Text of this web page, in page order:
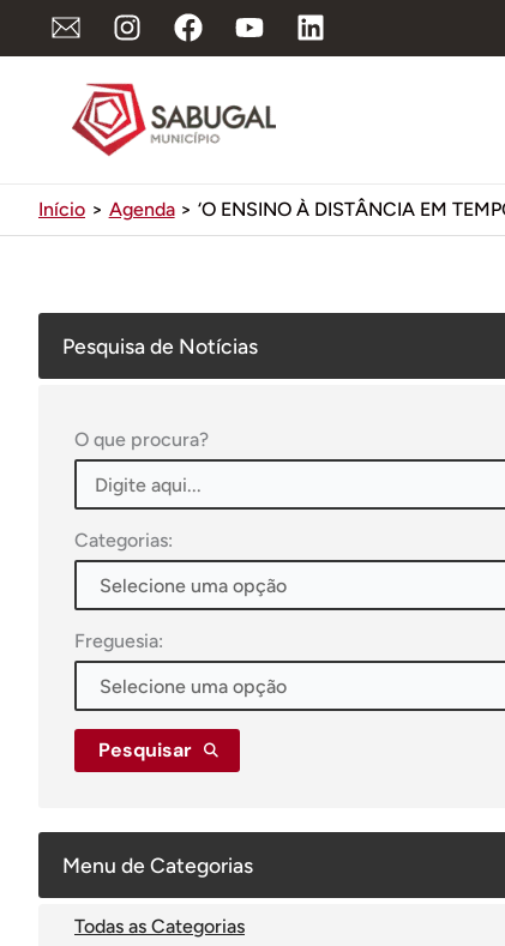
Início Agenda ‘O ENSINO À DISTÂNCIA EM
Pesquisa de Notícias
O que procura?
Categorias:
Freguesia:
Pesquisar
Menu de Categorias
Todas as Categorias